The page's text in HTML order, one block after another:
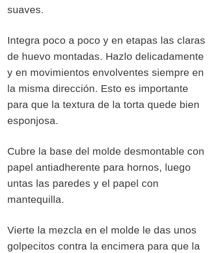
suaves.
Integra poco a poco y en etapas las claras
de huevo montadas. Hazlo delicadamente
y en movimientos envolventes siempre en
la misma dirección. Esto es importante
para que la textura de la torta quede bien
esponjosa.
Cubre la base del molde desmontable con
papel antiadherente para hornos, luego
untas las paredes y el papel con
mantequilla.
Vierte la mezcla en el molde le das unos
golpecitos contra la encimera para que la